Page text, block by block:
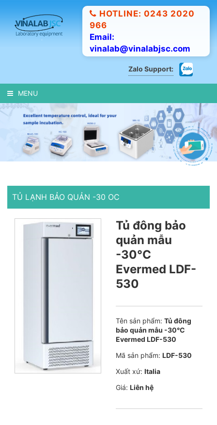
HOTLINE: 0243 2020
966
Email:
vinalab@vinalabjsc.com
Zalo Support:
MENU
TỦ LẠNH BẢO QUẢN -30 OC
Tủ đông bảo
quản mẫu
-30°C
Evermed LDF-
530
Tên sản phẩm: Tủ đông
bảo quản mẫu -30°C
Evermed LDF-530
Mã sản phẩm: LDF-530
Xuất xứ: Italia
Giá: Liên hệ